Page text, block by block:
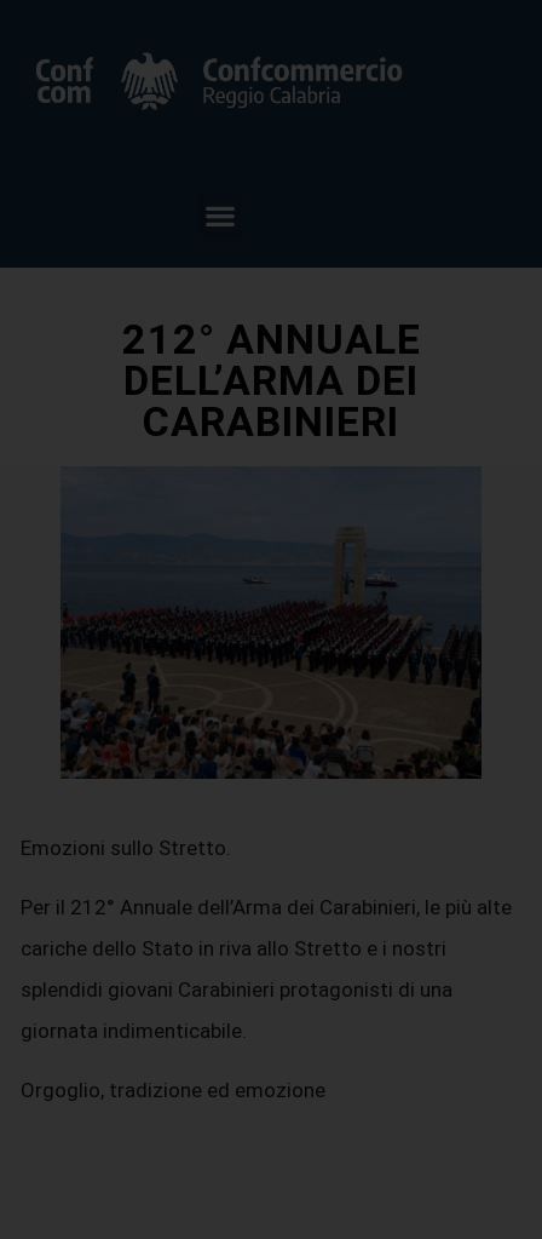
212° ANNUALE
DELL’ARMA DEI
CARABINIERI
Emozioni sullo Stretto.
Per il 212° Annuale dell’Arma dei Carabinieri, le più alte
cariche dello Stato in riva allo Stretto e i nostri
splendidi giovani Carabinieri protagonisti di una
giornata indimenticabile.
Orgoglio, tradizione ed emozione